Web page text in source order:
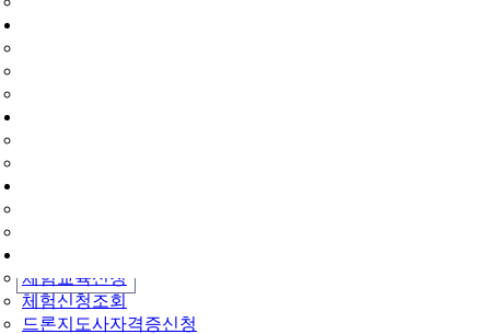
체험교육신청
체험신청조회
드론지도사자격증신청